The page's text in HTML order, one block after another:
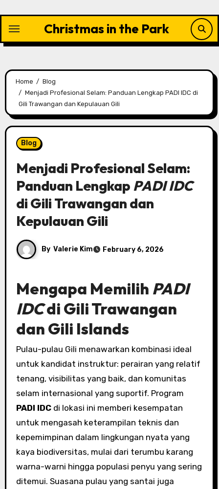
content
Christmas in the Park
Home
Blog
Menjadi Profesional Selam: Panduan Lengkap PADI IDC di
Gili Trawangan dan Kepulauan Gili
Blog
Menjadi Profesional Selam:
Panduan Lengkap PADI IDC
di Gili Trawangan dan
Kepulauan Gili
By Valerie Kim February 6, 2026
Mengapa Memilih PADI
IDCdi Gili Trawangan
dan Gili Islands
Pulau-pulau Gili menawarkan kombinasi ideal
untuk kandidat instruktur: perairan yang relatif
tenang, visibilitas yang baik, dan komunitas
selam internasional yang suportif. Program
PADI IDCdi lokasi ini memberi kesempatan
untuk mengasah keterampilan teknis dan
kepemimpinan dalam lingkungan nyata yang
kaya biodiversitas, mulai dari terumbu karang
warna-warni hingga populasi penyu yang sering
ditemui. Suasana pulau yang santai juga